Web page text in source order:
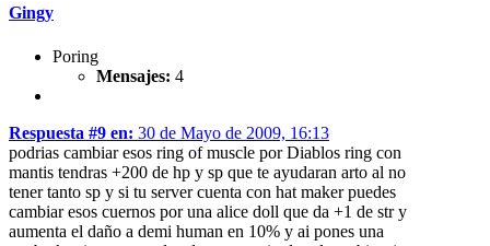
Gingy
Poring
Mensajes: 4
Respuesta #9 en: 30 de Mayo de 2009, 16:13
podrias cambiar esos ring of muscle por Diablos ring con
mantis tendras +200 de hp y sp que te ayudaran arto al no
tener tanto sp y si tu server cuenta con hat maker puedes
cambiar esos cuernos por una alice doll que da +1 de str y
aumenta el daño a demi human en 10% y ai pones una